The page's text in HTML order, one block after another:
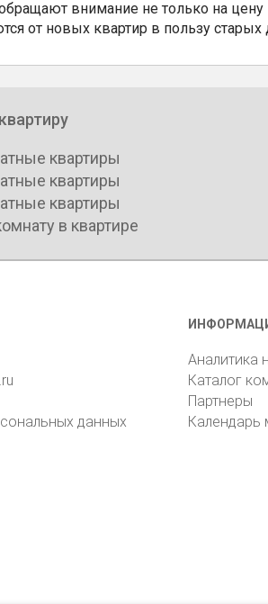
внимание не только на цену
от новых квартир в пользу старых
квартиры
квартиры
квартиры
в квартире
данных
Аналитика
Каталог
Партнеры
Календарь